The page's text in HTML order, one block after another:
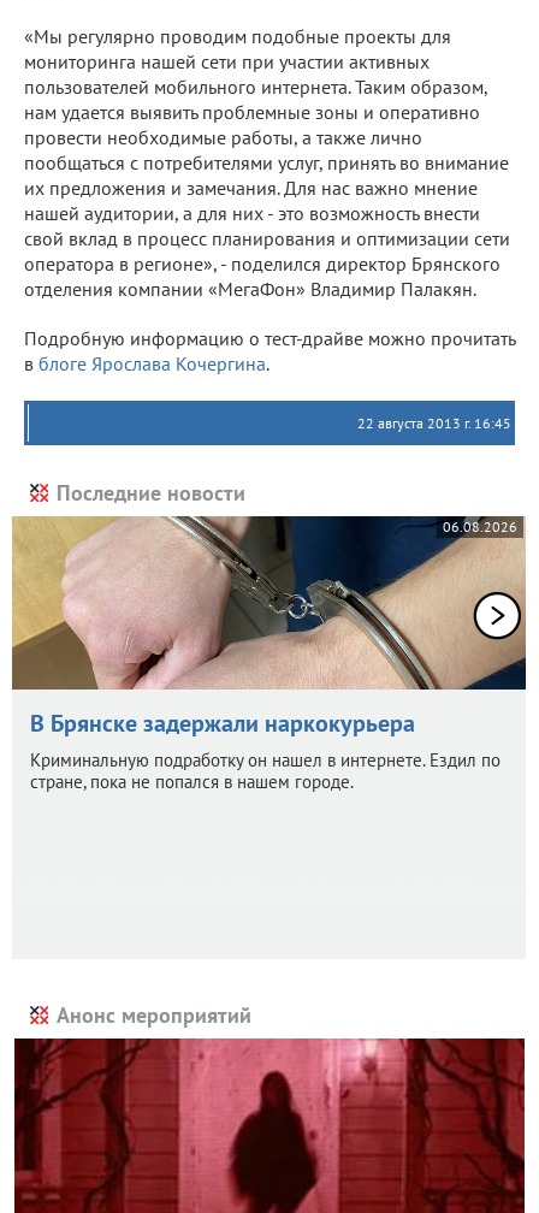
«Мы регулярно проводим подобные проекты для
мониторинга нашей сети при участии активных
пользователей мобильного интернета. Таким образом,
нам удается выявить проблемные зоны и оперативно
провести необходимые работы, а также лично
пообщаться с потребителями услуг, принять во внимание
их предложения и замечания. Для нас важно мнение
нашей аудитории, а для них - это возможность внести
свой вклад в процесс планирования и оптимизации сети
оператора в регионе», - поделился директор Брянского
отделения компании «МегаФон» Владимир Палакян.
Подробную информацию о тест-драйве можно прочитать
в блоге Ярослава Кочергина.
22 августа 2013 г. 16:45
Последние новости
06.08.2026
В Брянске задержали наркокурьера
Криминальную подработку он нашел в интернете. Ездил по
стране, пока не попался в нашем городе.
Анонс мероприятий